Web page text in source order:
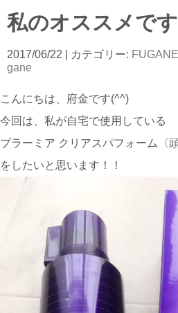
私のオススメです
2017/06/22 | カテゴリー: FUGANE
gane
こんにちは、府金です(^^)
今回は、私が自宅で使用している
プラーミア クリアスパフォーム〈
をしたいと思います！！